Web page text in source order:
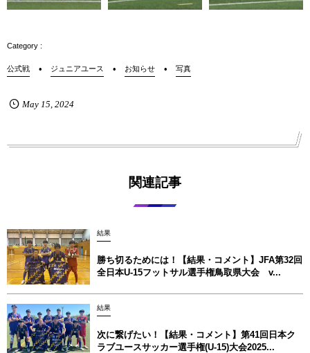
公式戦 ジュニアユース お知らせ 写真
May 15 2024
関連記事
結果
勝ち切るためには！【結果・コメント】JFA第32回
全日本U-15フットサル選手権鳥取県大会 v...
結果
次に繋げたい！【結果・コメント】第41回日本ク
ラブユースサッカー選手権(U-15)大会2025...